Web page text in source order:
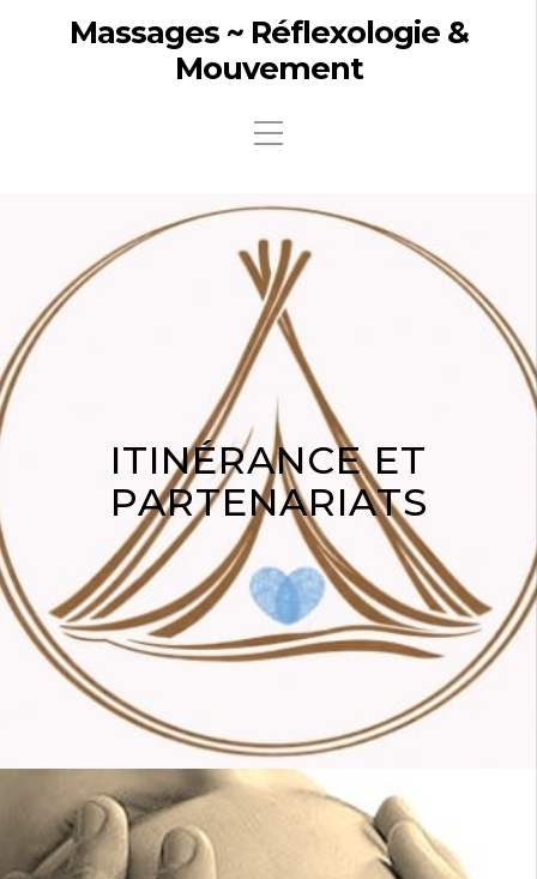
Massages ~ Réflexologie &
Mouvement
ITINÉRANCE ET
PARTENARIATS